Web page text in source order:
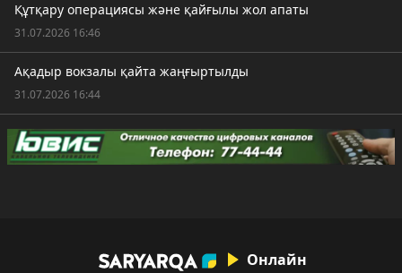
Құтқару операциясы және қайғылы жол апаты
31.07.2026 16:46
Ақадыр вокзалы қайта жаңғыртылды
31.07.2026 16:44
Онлайн